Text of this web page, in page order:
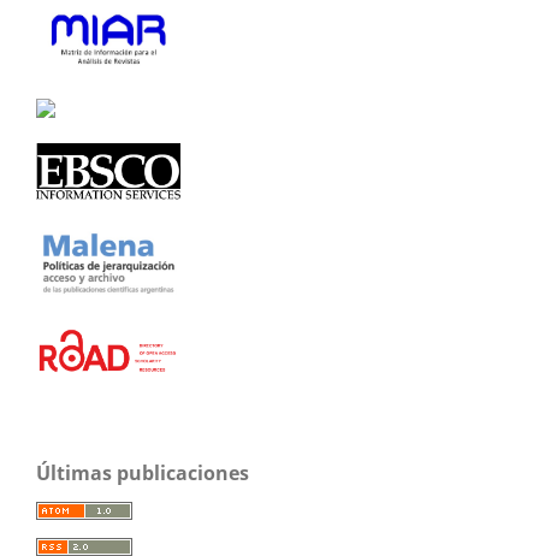
Últimas publicaciones